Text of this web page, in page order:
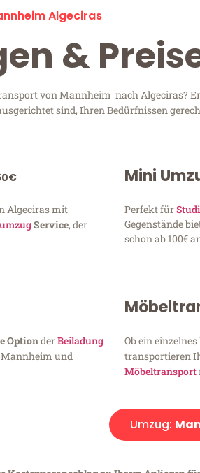
Algeciras
&
von Mannheim nach Algeciras?
sind, Ihren Bedürfnissen
Algeciras mit
Service, der
Mini
Perfekt für
Gegenstände
schon ab 100€
OptionderBeiladung
und
Ob ein
transportieren
Möbeltransport
Umzug: